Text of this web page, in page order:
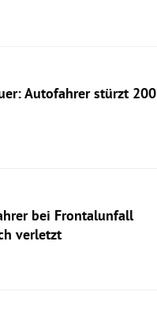
Autofahrer stürzt 200
bei Frontalunfall
verletzt